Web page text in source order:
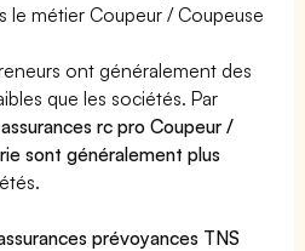
le métier Coupeur / Coupeuse
ont généralement des
que les sociétés. Par
rc pro Coupeur /
sont généralement plus
prévoyances TNS